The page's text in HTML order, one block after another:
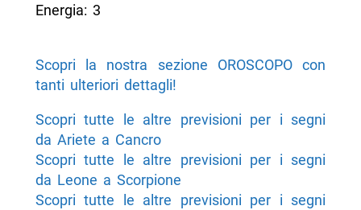
Energia: 3
Scopri la nostra sezione OROSCOPO con
tanti ulteriori dettagli!
Scopri tutte le altre previsioni per i segni
da Ariete a Cancro
Scopri tutte le altre previsioni per i segni
da Leone a Scorpione
Scopri tutte le altre previsioni per i segni